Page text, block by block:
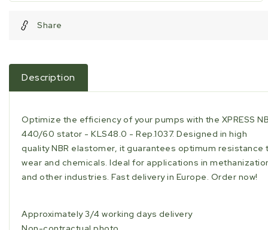
Share
Description
Optimize the efficiency of your pumps with the XPRESS
440/60 stator - KLS48.0 - Rep.1037. Designed in high
quality NBR elastomer, it guarantees optimum resistance
wear and chemicals. Ideal for applications in
and other industries. Fast delivery in Europe. Order now!
Approximately 3/4 working days delivery